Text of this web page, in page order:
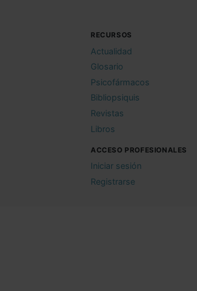
RECURSOS
Actualidad
Glosario
Psicofármacos
Bibliopsiquis
Revistas
Libros
ACCESO PROFESIONALES
Iniciar sesión
Registrarse